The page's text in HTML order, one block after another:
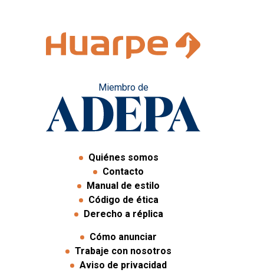
Miembro de
Quiénes somos
Contacto
Manual de estilo
Código de ética
Derecho a réplica
Cómo anunciar
Trabaje con nosotros
Aviso de privacidad